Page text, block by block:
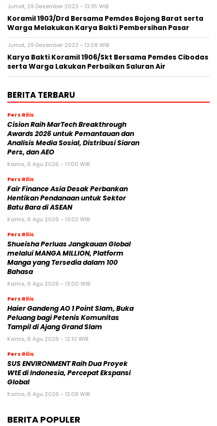
Jumat, 29 Desember 2023 - 13:35 WIB
Koramil 1903/Drd Bersama Pemdes Bojong Barat serta
Warga Melakukan Karya Bakti Pembersihan Pasar
Jumat, 29 Desember 2023 - 13:08 WIB
Karya Bakti Koramil 1906/Skt Bersama Pemdes Cibodas
serta Warga Lakukan Perbaikan Saluran Air
BERITA TERBARU
Pers Rilis
Cision Raih MarTech Breakthrough
Awards 2026 untuk Pemantauan dan
Analisis Media Sosial, Distribusi Siaran
Pers, dan AEO
Kamis, 6 Agu 2026 - 17:00 WIB
Pers Rilis
Fair Finance Asia Desak Perbankan
Hentikan Pendanaan untuk Sektor
Batu Bara di ASEAN
Kamis, 6 Agu 2026 - 13:02 WIB
Pers Rilis
Shueisha Perluas Jangkauan Global
melalui MANGA MILLION, Platform
Manga yang Tersedia dalam 100
Bahasa
Kamis, 6 Agu 2026 - 13:00 WIB
Pers Rilis
Haier Gandeng AO 1 Point Slam, Buka
Peluang bagi Petenis Komunitas
Tampil di Ajang Grand Slam
Kamis, 6 Agu 2026 - 12:10 WIB
Pers Rilis
SUS ENVIRONMENT Raih Dua Proyek
WtE di Indonesia, Percepat Ekspansi
Global
Kamis, 6 Agu 2026 - 12:08 WIB
BERITA POPULER